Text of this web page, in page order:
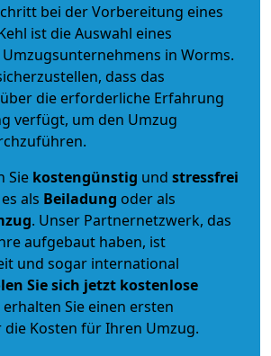
bei der Vorbereitung eines
ist die Auswahl eines
Umzugsunternehmens in Worms.
dass das
die erforderliche Erfahrung
verfügt, um den Umzug
Sie kostengünstig und stressfrei
als Beiladung oder als
. Unser Partnernetzwerk, das
aufgebaut haben, ist
und sogar international
Sie sich jetzt kostenlose
Sie einen ersten
Kosten für Ihren Umzug.